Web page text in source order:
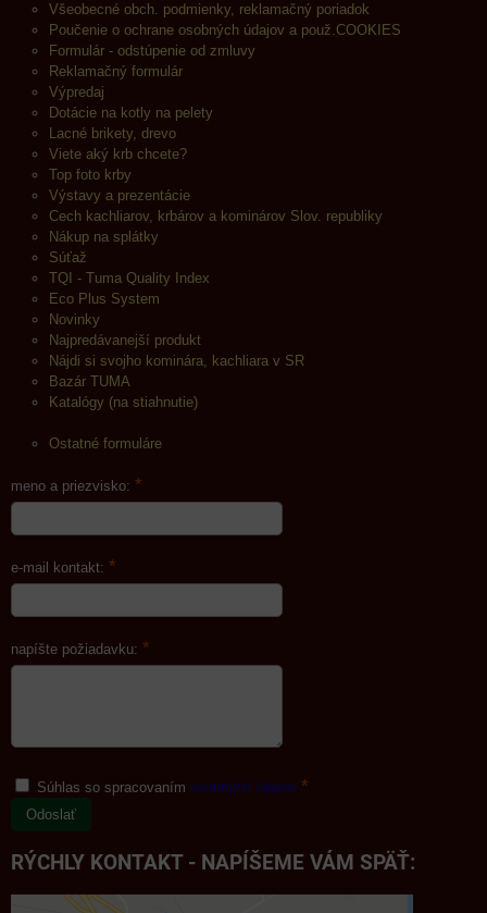
Všeobecné obch. podmienky, reklamačný poriadok
Poučenie o ochrane osobných údajov a použ.COOKIES
Formulár - odstúpenie od zmluvy
Reklamačný formulár
Výpredaj
Dotácie na kotly na pelety
Lacné brikety, drevo
Viete aký krb chcete?
Top foto krby
Výstavy a prezentácie
Cech kachliarov, krbárov a kominárov Slov. republiky
Nákup na splátky
Súťaž
TQI - Tuma Quality Index
Eco Plus System
Novinky
Najpredávanejší produkt
Nájdi si svojho kominára, kachliara v SR
Bazár TUMA
Katalógy (na stiahnutie)
Ostatné formuláre
meno a priezvisko: *
e-mail kontakt: *
napíšte požiadavku: *
Súhlas so spracovaním osobných údajov *
Odoslať
RÝCHLY KONTAKT - NAPÍŠEME VÁM SPÄŤ: